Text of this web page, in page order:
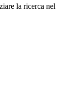
la ricerca nel